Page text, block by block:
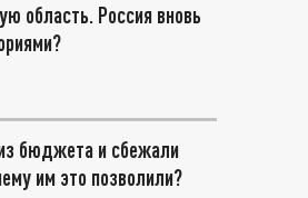
область. Россия вновь
бюджета и сбежали
им это позволили?